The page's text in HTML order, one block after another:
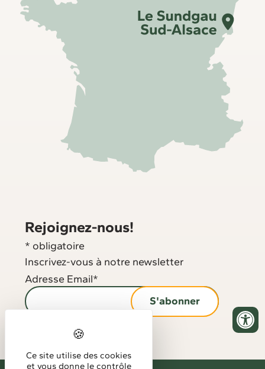
Rejoignez-nous!
* obligatoire
Inscrivez-vous à notre newsletter
Adresse Email*
Ce site utilise des cookies
et vous donne le contrôle